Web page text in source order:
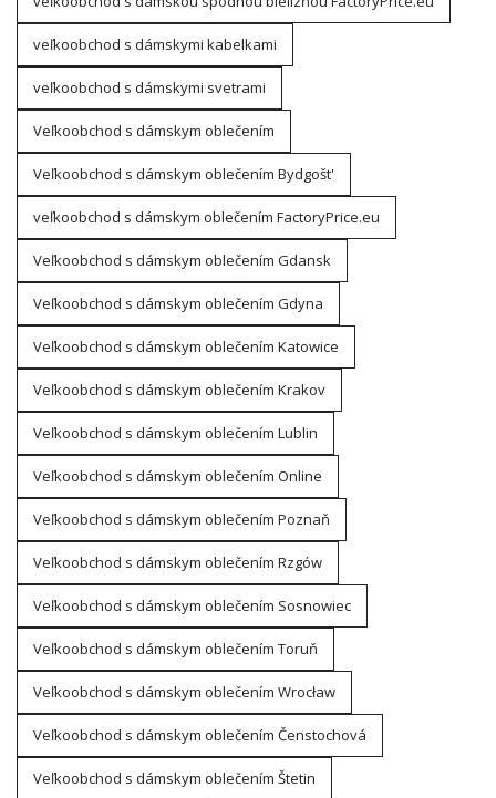
veľkoobchod s dámskymi kabelkami
veľkoobchod s dámskymi svetrami
Veľkoobchod s dámskym oblečením
Veľkoobchod s dámskym oblečením Bydgošt'
veľkoobchod s dámskym oblečením FactoryPrice.eu
Veľkoobchod s dámskym oblečením Gdansk
Veľkoobchod s dámskym oblečením Gdyna
Veľkoobchod s dámskym oblečením Katowice
Veľkoobchod s dámskym oblečením Krakov
Veľkoobchod s dámskym oblečením Lublin
Veľkoobchod s dámskym oblečením Online
Veľkoobchod s dámskym oblečením Poznaň
Veľkoobchod s dámskym oblečením Rzgów
Veľkoobchod s dámskym oblečením Sosnowiec
Veľkoobchod s dámskym oblečením Toruň
Veľkoobchod s dámskym oblečením Wrocław
Veľkoobchod s dámskym oblečením Čenstochová
Veľkoobchod s dámskym oblečením Štetin